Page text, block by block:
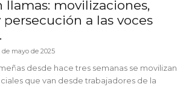
llamas: movilizaciones,
persecución a las voces
de mayo de 2025
desde hace tres semanas se movilizan
que van desde trabajadores de la